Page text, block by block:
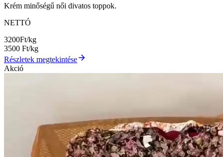
Krém minőségű női divatos toppok.
NETTÓ
3200Ft/kg
3500 Ft/kg
Részletek megtekintése
Akció